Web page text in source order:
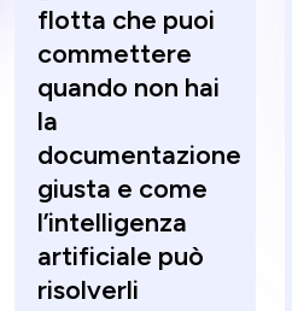
flotta che puoi
commettere
quando non hai
la
documentazione
giusta e come
l’intelligenza
artificiale può
risolverli